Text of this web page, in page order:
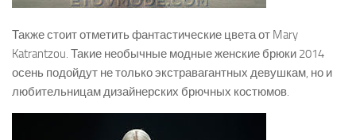
Также стоит отметить фантастические цвета от Mary
Katrantzou. Такие необычные модные женские брюки 2014
осень подойдут не только экстравагантных девушкам, но и
любительницам дизайнерских брючных костюмов.